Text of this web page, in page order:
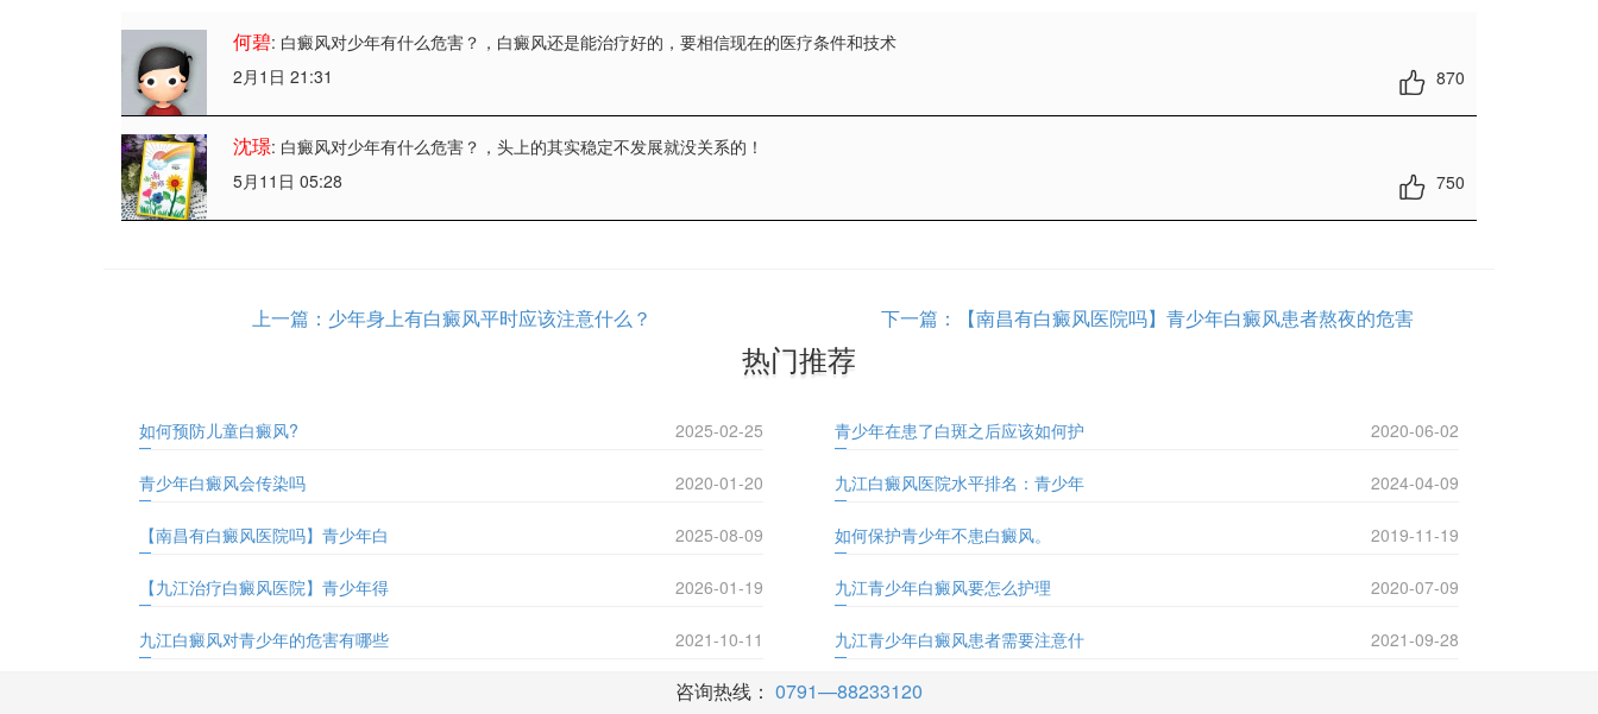
何碧: 白癜风对少年有什么危害？ ，白癜风还是能治疗好的，要相信现在的医疗条件和技术
2月1日 21:31
870
沈璟: 白癜风对少年有什么危害？ ，头上的其实稳定不发展就没关系的！
5月11日 05:28
750
上一篇： 少年身上有白癜风平时应该注意什么？ 下一篇： 【南昌有白癜风医院吗】青少年白癜风患者熬夜的危害
热门推荐
青少年在患了白斑之后应该如何护 2020-06-02
如何预防儿童白癜风? 2025-02-25
青少年白癜风会传染吗 2020-01-20 九江白癜风医院水平排名：青少年 2024-04-09
【南昌有白癜风医院吗】青少年白 2025-08-09 如何保护青少年不患白癜风。 2019-11-19
【九江治疗白癜风医院】青少年得 2026-01-19 九江青少年白癜风要怎么护理 2020-07-09
九江白癜风对青少年的危害有哪些 2021-10-11 九江青少年白癜风患者需要注意什 2021-09-28
咨询热线： 0791—88233120